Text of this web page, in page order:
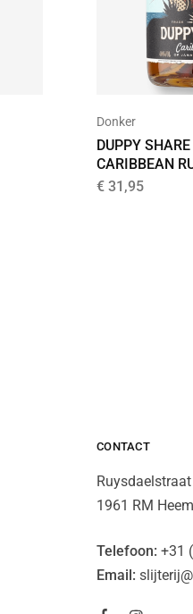
Donker
DUPPY
CARIBBEAN
€ 31,95
CONTACT
1961 RM
Telefoon: +31
Email: